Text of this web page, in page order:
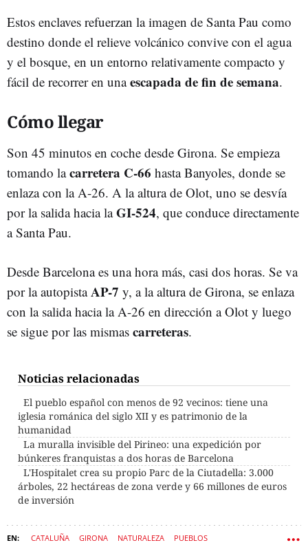
Estos enclaves refuerzan la imagen de Santa Pau como
destino donde el relieve volcánico convive con el agua
y el bosque, en un entorno relativamente compacto y
fácil de recorrer en unaescapada de fin desemana.
Cómo llegar
Son 45 minutos en coche desde Girona. Se empieza
tomando lacarretera C-66 hasta Banyoles, donde se
enlaza con la A-26. A la altura de Olot, uno se desvía
por la salida hacia laGI-524, que conduce directamente
a Santa Pau.
Desde Barcelona es una hora más, casi dos horas. Se va
por la autopistaAP-7 y, a la altura de Girona, se enlaza
con la salida hacia la A-26 en dirección a Olot y luego
se sigue por las mismas carreteras.
Noticias relacionadas
El pueblo español con menos de 92 vecinos: tiene una
iglesia románica del siglo XII y es patrimonio de la
humanidad
La muralla invisible del Pirineo: una expedición por
búnkeres franquistas a dos horas de Barcelona
L'Hospitalet crea su propio Parc de la Ciutadella: 3.000
árboles, 22 hectáreas de zona verde y 66 millones de euros
de inversión
CATALUÑA GIRONA NATURALEZA PUEBLOS